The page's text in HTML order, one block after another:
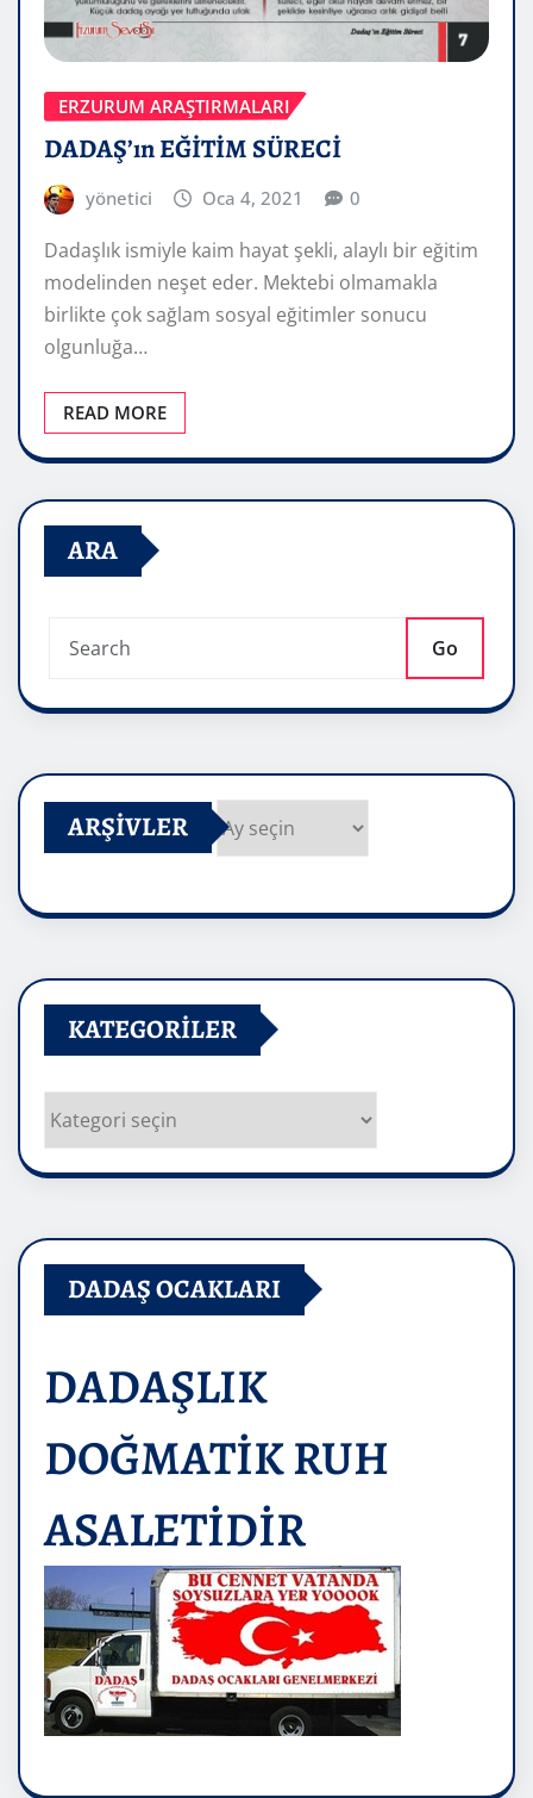
ERZURUM ARAŞTIRMALARI
DADAŞ’ın EĞİTİM SÜRECİ
yönetici Oca 4, 2021 0
Dadaşlık ismiyle kaim hayat şekli, alaylı bir eğitim
modelinden neşet eder. Mektebi olmamakla
birlikte çok sağlam sosyal eğitimler sonucu
olgunluğa…
READ MORE
ARA
Go
ARŞIVLER
KATEGORILER
Kategoriler
DADAŞ OCAKLARI
DADAŞLIK
DOĞMATİK RUH
ASALETİDİR